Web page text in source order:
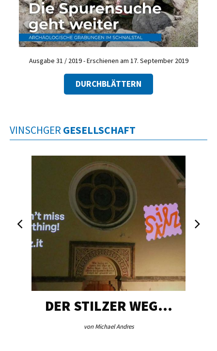
Ausgabe 31 / 2019 - Erschienen am 17. September 2019
DURCHBLÄTTERN
VINSCHGER GESELLSCHAFT
DER STILZER WEG…
von Michael Andres